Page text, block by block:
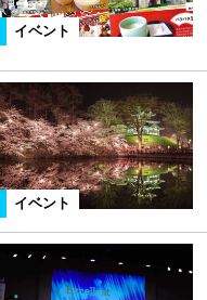
イベント
イベント